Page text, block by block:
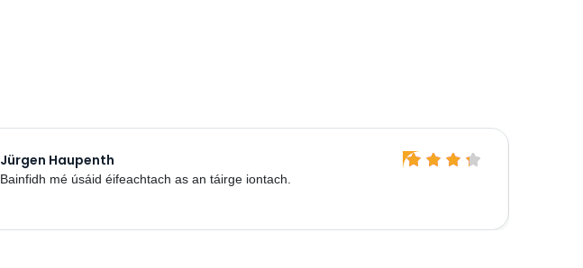
Jürgen Haupenth
Bainfidh mé úsáid éifeachtach as an táirge iontach.